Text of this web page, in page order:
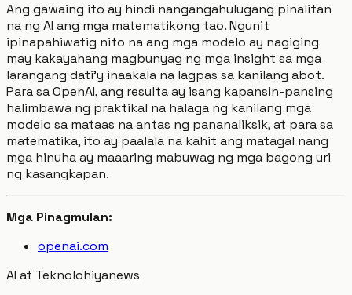
Ang gawaing ito ay hindi nangangahulugang pinalitan
na ng AI ang mga matematikong tao. Ngunit
ipinapahiwatig nito na ang mga modelo ay nagiging
may kakayahang magbunyag ng mga insight sa mga
larangang dati'y inaakala na lagpas sa kanilang abot.
Para sa OpenAI, ang resulta ay isang kapansin-pansing
halimbawa ng praktikal na halaga ng kanilang mga
modelo sa mataas na antas ng pananaliksik, at para sa
matematika, ito ay paalala na kahit ang matagal nang
mga hinuha ay maaaring mabuwag ng mga bagong uri
ng kasangkapan.
Mga Pinagmulan:
openai.com
AI at Teknolohiyanews